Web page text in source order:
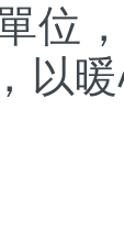
位
以